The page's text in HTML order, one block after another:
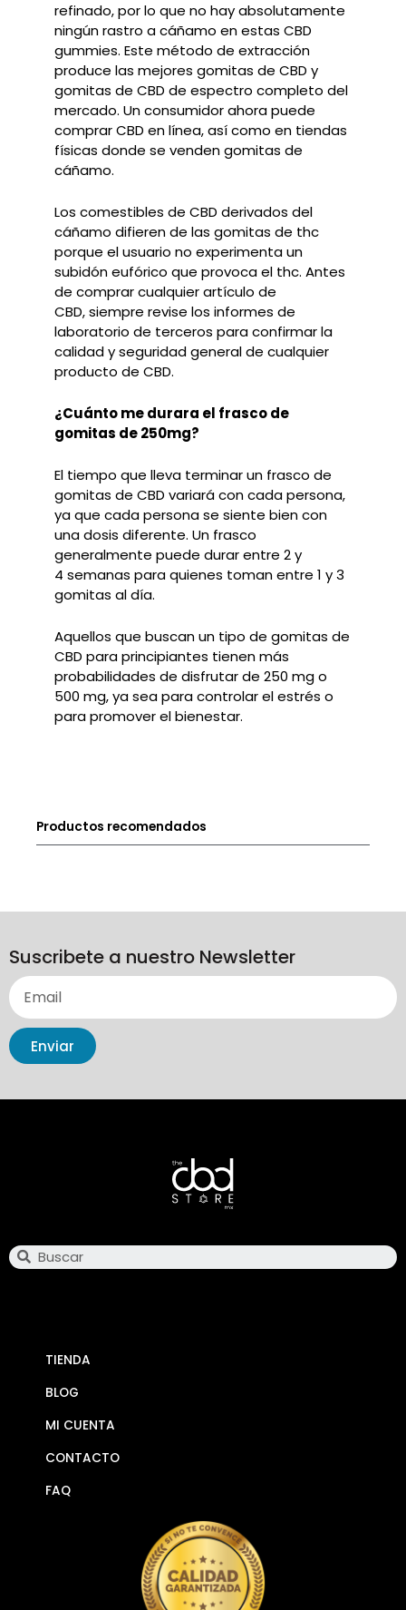
refinado, por lo que no hay absolutamente
ningún rastro a cáñamo enestas CBD
gummies. Este método de extracción
produce las mejores gomitas de CBD y
gomitas de CBD de espectro completo del
mercado. Un consumidor ahora puede
comprar CBD en línea,así como en tiendas
físicas donde se venden gomitas de
cáñamo.
Los comestibles de CBD derivados del
cáñamo difieren de las gomitas de thc
porque el usuario no experimenta un
subidón eufórico que provoca el thc. Antes
de comprar cualquier artículo de
CBD,siempre revise los informes de
laboratorio de terceros para confirmar la
calidad y seguridad generalde cualquier
producto de CBD.
¿Cuánto me durara el frasco de
gomitas de 250mg?
El tiempo que lleva terminar un frasco de
gomitas de CBD variará con cada persona,
ya que cadapersona se siente bien con
una dosis diferente. Un frasco
generalmente puede durar entre 2 y
4 semanas para quienes toman entre 1 y 3
gomitas al día.
Aquellos que buscan un tipo de gomitas de
CBD para principiantes tienen más
probabilidades de disfrutar de 250 mg o
500 mg, ya sea para controlar el estrés o
para promover el bienestar.
Productos recomendados
Suscribete a nuestro Newsletter
Enviar
TIENDA
BLOG
MI CUENTA
CONTACTO
FAQ